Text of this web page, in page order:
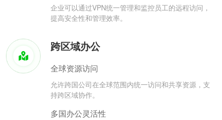
企业可以通过VPN统一管理和监控员工的远程访问，
提高安全性和管理效率。
跨区域办公
全球资源访问
允许跨国公司在全球范围内统一访问和共享资源，支
持跨区域协作。
多国办公灵活性